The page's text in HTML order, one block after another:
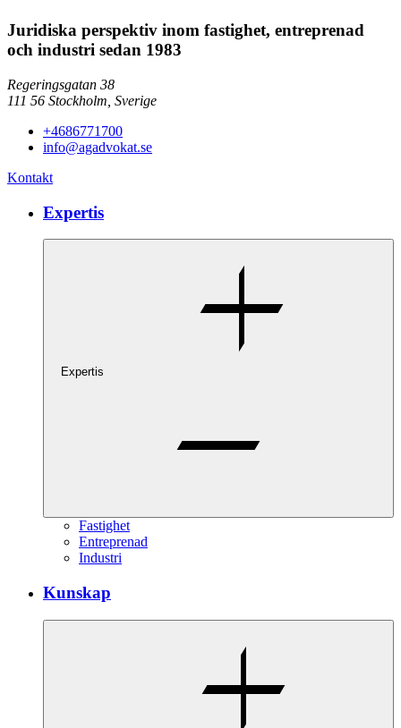
Juridiska perspektiv inom fastighet, entreprenad
och industri sedan 1983
Regeringsgatan 38
111 56 Stockholm, Sverige
+4686771700
info@agadvokat.se
Kontakt
Expertis
Expertis
Fastighet
Entreprenad
Industri
Kunskap